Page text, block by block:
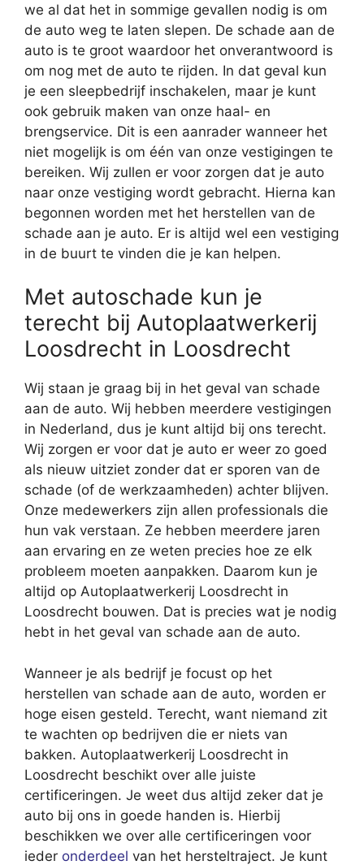
we al dat het in sommige gevallen nodig is om
de auto weg te laten slepen. De schade aan de
auto is te groot waardoor het onverantwoord is
om nog met de auto te rijden. In dat geval kun
je een sleepbedrijf inschakelen, maar je kunt
ook gebruik maken van onze haal- en
brengservice. Dit is een aanrader wanneer het
niet mogelijk is om één van onze vestigingen te
bereiken. Wij zullen er voor zorgen dat je auto
naar onze vestiging wordt gebracht. Hierna kan
begonnen worden met het herstellen van de
schade aan je auto. Er is altijd wel een vestiging
in de buurt te vinden die je kan helpen.
Met autoschade kun je
terecht bij Autoplaatwerkerij
Loosdrecht in Loosdrecht
Wij staan je graag bij in het geval van schade
aan de auto. Wij hebben meerdere vestigingen
in Nederland, dus je kunt altijd bij ons terecht.
Wij zorgen er voor dat je auto er weer zo goed
als nieuw uitziet zonder dat er sporen van de
schade (of de werkzaamheden) achter blijven.
Onze medewerkers zijn allen professionals die
hun vak verstaan. Ze hebben meerdere jaren
aan ervaring en ze weten precies hoe ze elk
probleem moeten aanpakken. Daarom kun je
altijd op Autoplaatwerkerij Loosdrecht in
Loosdrecht bouwen. Dat is precies wat je nodig
hebt in het geval van schade aan de auto.
Wanneer je als bedrijf je focust op het
herstellen van schade aan de auto, worden er
hoge eisen gesteld. Terecht, want niemand zit
te wachten op bedrijven die er niets van
bakken. Autoplaatwerkerij Loosdrecht in
Loosdrecht beschikt over alle juiste
certificeringen. Je weet dus altijd zeker dat je
auto bij ons in goede handen is. Hierbij
beschikken we over alle certificeringen voor
ieder onderdeel van het hersteltraject. Je kunt